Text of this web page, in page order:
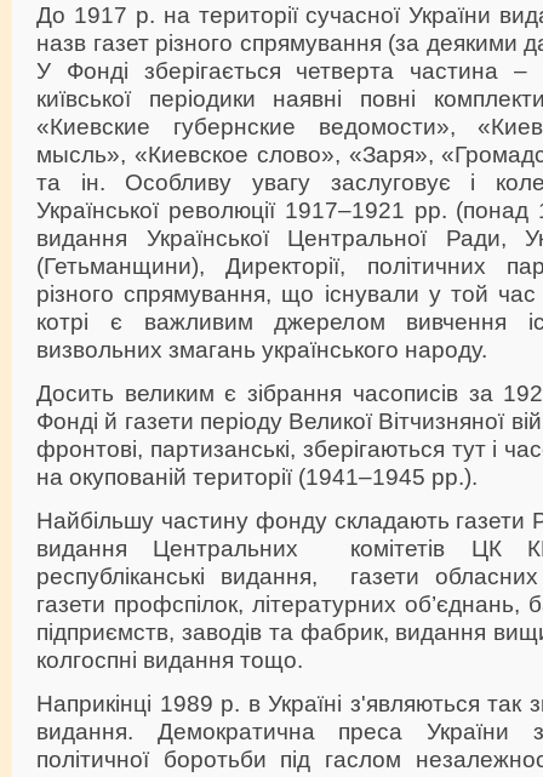
До 1917 р. на території сучасної України
назв газет різного спрямування (за деякими
У Фонді зберігається четверта частина
київської періодики наявні повні
«Киевские губернские ведомости»,
мысль», «Киевское слово», «Заря»,
та ін. Особливу увагу заслуговує і
Української революції 1917–1921 рр.
видання Української Центральної Ради,
(Гетьманщини), Директорії, політичних
різного спрямування, що існували у той час
котрі є важливим джерелом вивчення
визвольних змагань українського народу.
Досить великим є зібрання часописів за
Фонді й газети періоду Великої Вітчизняної
фронтові, партизанські, зберігаються тут і
на окупованій території (1941–1945 рр.).
Найбільшу частину фонду складають газети
видання Центральних комітетів
республіканські видання, газети
газети профспілок, літературних об’єднань,
підприємств, заводів та фабрик, видання
колгоспні видання тощо.
Наприкінці 1989 р. в Україні з'являються так
видання. Демократична преса України
політичної боротьби під гаслом